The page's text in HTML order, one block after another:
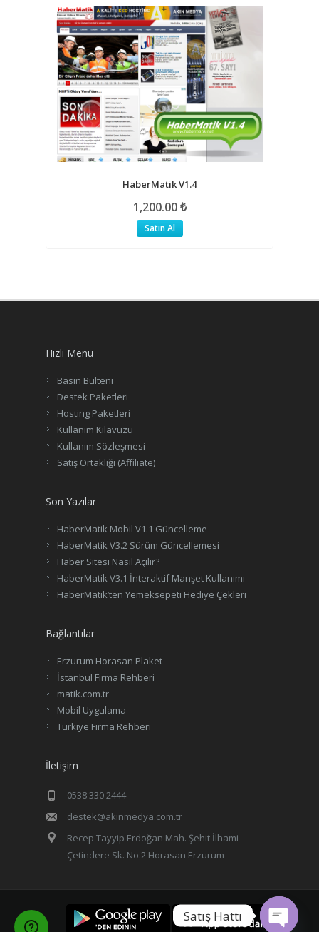
HaberMatik V1.4
1,200.00₺
Satın Al
Hızlı Menü
Basın Bülteni
Destek Paketleri
Hosting Paketleri
Kullanım Kılavuzu
Kullanım Sözleşmesi
Satış Ortaklığı (Affiliate)
Son Yazılar
HaberMatik Mobil V1.1 Güncelleme
HaberMatik V3.2 Sürüm Güncellemesi
Haber Sitesi Nasıl Açılır?
HaberMatik V3.1 İnteraktif Manşet Kullanımı
HaberMatik’ten Yemeksepeti Hediye Çekleri
Bağlantılar
Erzurum Horasan Plaket
İstanbul Firma Rehberi
matik.com.tr
Mobil Uygulama
Türkiye Firma Rehberi
İletişim
0538 330 2444
destek@akinmedya.com.tr
Recep Tayyip Erdoğan Mah. Şehit İlhami
Çetindere Sk. No:2 Horasan Erzurum
Satış Hattı